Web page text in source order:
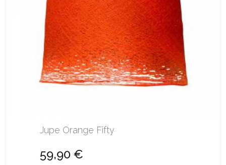
Jupe Orange Fifty
59,90 €